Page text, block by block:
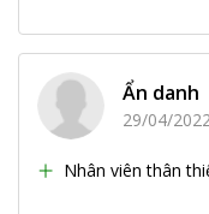
Ẩn danh
29/04/
Nhân viên thân